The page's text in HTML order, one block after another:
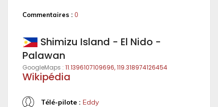
Commentaires : 0
Shimizu Island - El Nido -
Palawan
GoogleMaps : 11.1396107109696, 119.318974126454
Wikipédia
Télé-pilote : Eddy